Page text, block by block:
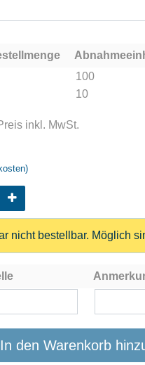
100
10
inkl. MwSt.
nicht bestellbar. Möglich
den Warenkorb